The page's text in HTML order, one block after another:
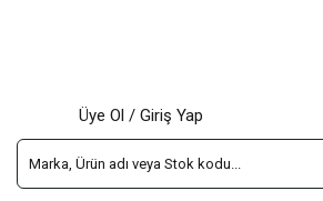
Üye Ol / Giriş Yap